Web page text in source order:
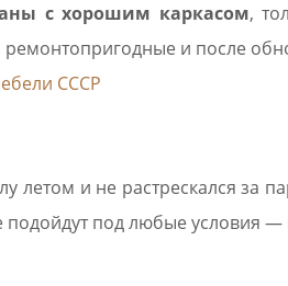
с хорошим каркасом,
и после
СССР
летом и не растрескался за
под любые условия —